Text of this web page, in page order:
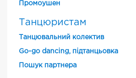
Промоушен
Танцюристам
Танцювальний колектив
Go-go dancing, підтанцьовка
Пошук партнера